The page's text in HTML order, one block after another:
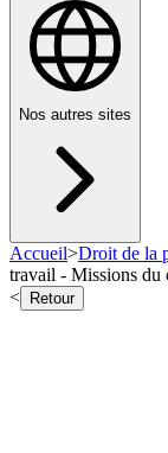
Nos autres sites
Accueil>Droit de la
travail - Missions du
<
Retour